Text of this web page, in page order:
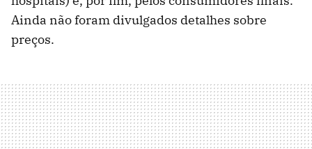
Ainda não foram divulgados detalhes sobre
preços.